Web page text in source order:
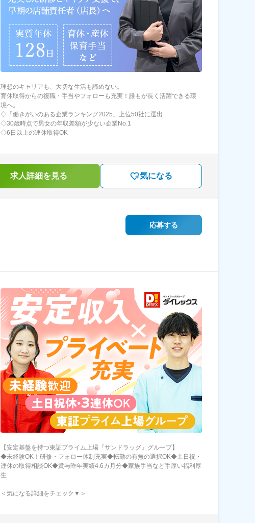
理想のキャリアも、大切な生活も諦めない。
育休取得からの復職・手当やフォローも充実！誰もが長く活躍できる環
境へ。
◇「働きがいのある企業ランキング2025」上位50社に選出
◇30歳時点で男女の年収差額が少ない企業No.1
◇6日以上の連休取得OK
求人詳細を見る 気になる
応募する
【安定基盤を持つ東証プライム上場『サンドラッグ』グループ】
◆未経験OK！研修・フォロー体制充実◆転勤の有無の選択OK◆土日祝・
連休の取得相談OK◆賞与昨年実績4.6カ月分◆家族手当など手厚い福利厚
生
＜気になる詳細をチェック▼＞